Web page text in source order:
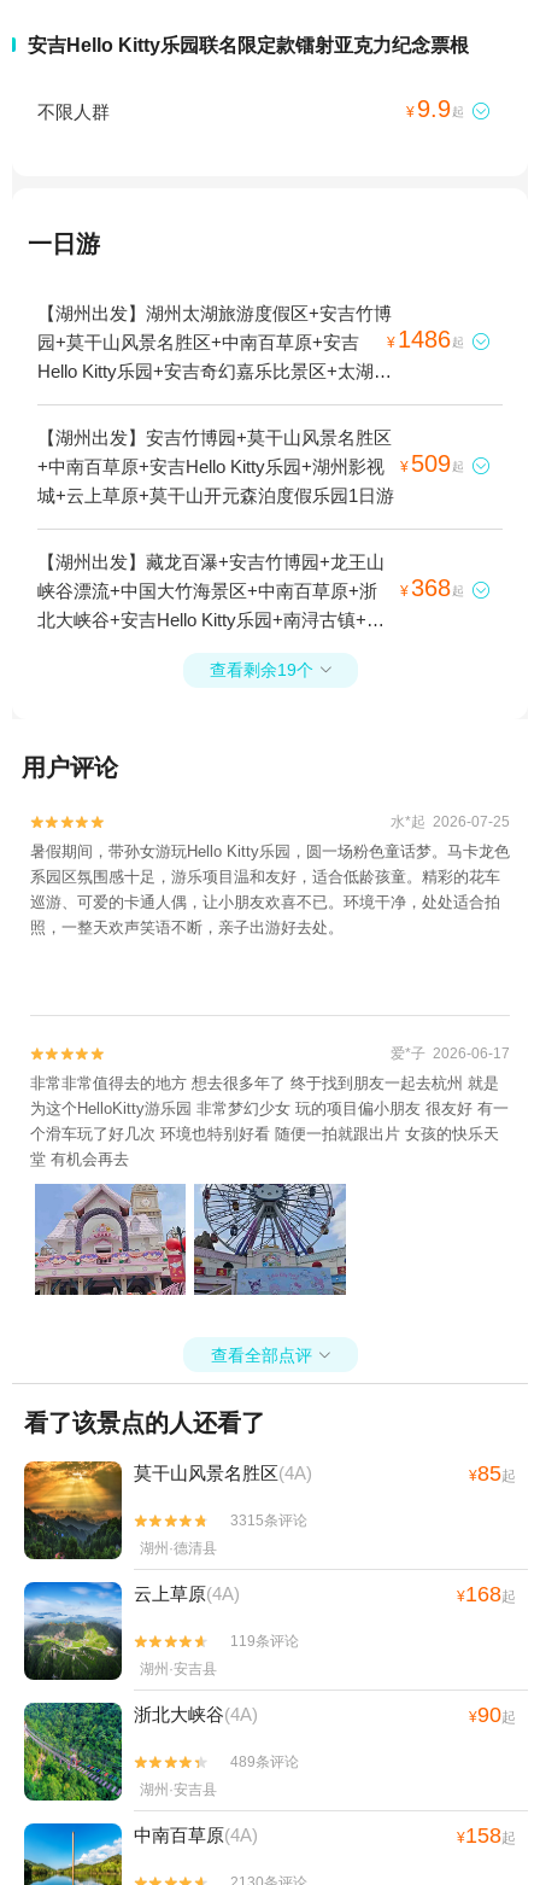
安吉Hello Kitty乐园联名限定款镭射亚克力纪念票根
不限人群 ¥ 9.9起 
一日游
【湖州出发】湖州太湖旅游度假区+安吉竹博
园+莫干山风景名胜区+中南百草原+安吉
Hello Kitty乐园+安吉奇幻嘉乐比景区+太湖龙
之梦乐园+云上草原+湖州长颈鹿庄园+龙之
梦动物世界1日游
¥ 1486起 
【湖州出发】安吉竹博园+莫干山风景名胜区
+中南百草原+安吉Hello Kitty乐园+湖州影视
城+云上草原+莫干山开元森泊度假乐园1日游
¥ 509起 
【湖州出发】藏龙百瀑+安吉竹博园+龙王山
峡谷漂流+中国大竹海景区+中南百草原+浙
北大峡谷+安吉Hello Kitty乐园+南浔古镇+江
南天池+安吉奇幻嘉乐比景区+太湖龙之梦乐
园+云上草原+湖州长颈鹿庄园+龙之梦动物
乐园1日游
¥368起 
查看剩余19个 
用户评论

 水*起 2026-07-25
暑假期间，带孙女游玩Hello Kitty乐园，圆一场粉色童话梦。马卡龙色
系园区氛围感十足，游乐项目温和友好，适合低龄孩童。精彩的花车
巡游、可爱的卡通人偶，让小朋友欢喜不已。环境干净，处处适合拍
照，一整天欢声笑语不断，亲子出游好去处。

 爱*子 2026-06-17
非常非常值得去的地方 想去很多年了 终于找到朋友一起去杭州 就是
为这个HelloKitty游乐园 非常梦幻少女 玩的项目偏小朋友 很友好 有一
个滑车玩了好几次 环境也特别好看 随便一拍就跟出片 女孩的快乐天
堂 有机会再去
查看全部点评 
看了该景点的人还看了
莫干山风景名胜区(4A) ¥85起


3315条评论
湖州·德清县
云上草原(4A) ¥168起


119条评论
湖州·安吉县
浙北大峡谷(4A) ¥90起


489条评论
湖州·安吉县
中南百草原(4A) ¥158起